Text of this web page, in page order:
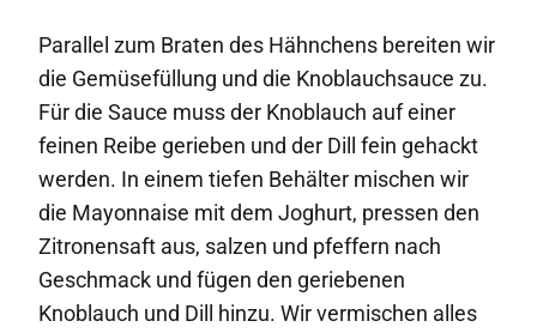
Parallel zum Braten des Hähnchens bereiten wir
die Gemüsefüllung und die Knoblauchsauce zu.
Für die Sauce muss der Knoblauch auf einer
feinen Reibe gerieben und der Dill fein gehackt
werden. In einem tiefen Behälter mischen wir
die Mayonnaise mit dem Joghurt, pressen den
Zitronensaft aus, salzen und pfeffern nach
Geschmack und fügen den geriebenen
Knoblauch und Dill hinzu. Wir vermischen alles